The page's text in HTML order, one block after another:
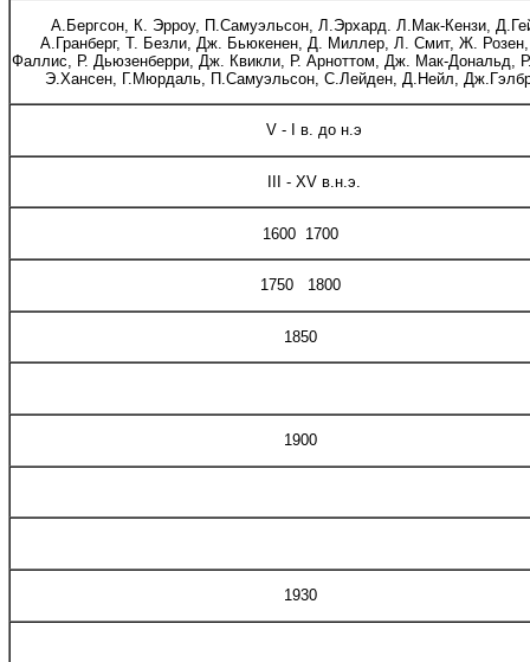
А.Бергсон, К. Эрроу, П.Самуэльсон, Л.Эрхард. Л.Мак-Кензи,
А.Гранберг, Т. Безли, Дж. Бьюкенен, Д. Миллер, Л. Смит, Ж.
Фаллис, Р. Дьюзенберри, Дж. Квикли, Р. Арноттом, Дж. Мак-Дональд,
Э.Хансен, Г.Мюрдаль, П.Самуэльсон, С.Лейден, Д.Нейл,
V - I в. до н.э
III - XV в.н.э.
1600 1700
1750 1800
1850
1900
1930